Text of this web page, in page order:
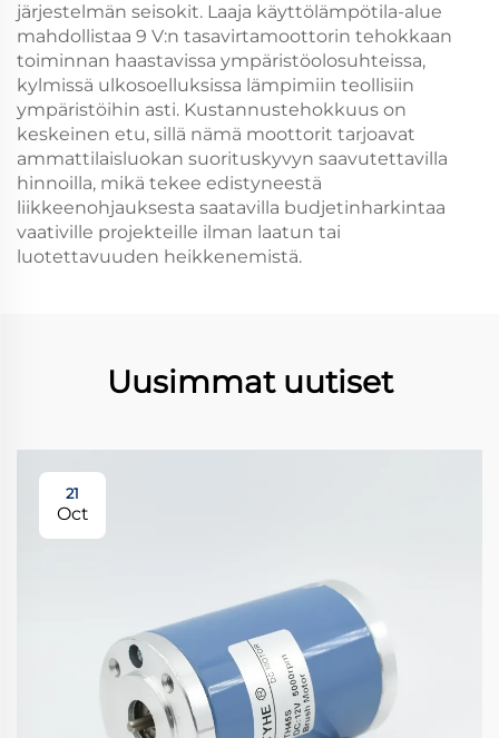
järjestelmän seisokit. Laaja käyttölämpötila-alue
mahdollistaa 9 V:n tasavirtamoottorin tehokkaan
toiminnan haastavissa ympäristöolosuhteissa,
kylmissä ulkosoelluksissa lämpimiin teollisiin
ympäristöihin asti. Kustannustehokkuus on
keskeinen etu, sillä nämä moottorit tarjoavat
ammattilaisluokan suorituskyvyn saavutettavilla
hinnoilla, mikä tekee edistyneestä
liikkeenohjauksesta saatavilla budjetinharkintaa
vaativille projekteille ilman laatun tai
luotettavuuden heikkenemistä.
Uusimmat uutiset
21
Oct